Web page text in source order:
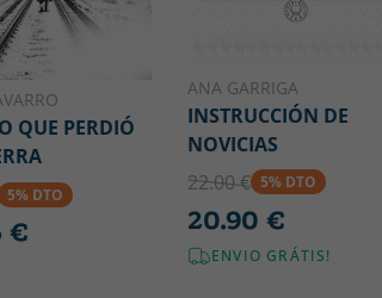
QUE PERDIÓ
5% DTO
€
ANA GARRIGA
INSTRUCCIÓN DE
NOVICIAS
22.00 € 5% DTO
20.90 €
ENVIO GRÁTIS!